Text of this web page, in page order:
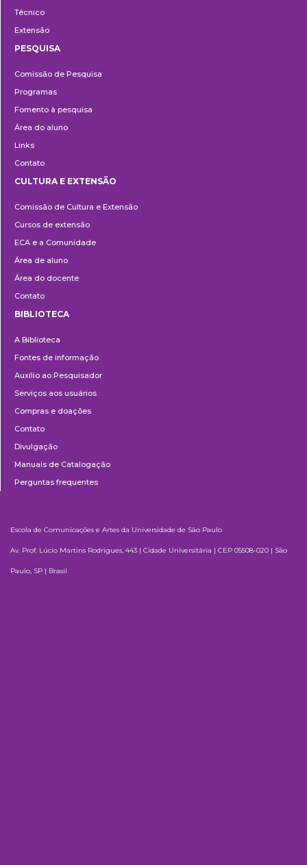
Técnico
Extensão
PESQUISA
Comissão de Pesquisa
Programas
Fomento à pesquisa
Área do aluno
Links
Contato
e
Extensão
CULTURA E EXTENSÃO
Comissão de Cultura e Extensão
Cursos de extensão
ECA e a Comunidade
Área de aluno
Área do docente
Contato
BIBLIOTECA
A Biblioteca
Fontes de informação
Auxílio ao Pesquisador
Serviços aos usuários
Compras e doações
Contato
Divulgação
Manuais de Catalogação
Perguntas frequentes
Escola de Comunicações e Artes da Universidade de São Paulo
Av. Prof. Lúcio Martins Rodrigues, 443 | Cidade Universitária | CEP 05508-020 | São
Paulo, SP | Brasil